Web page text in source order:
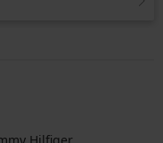
Hilfiger